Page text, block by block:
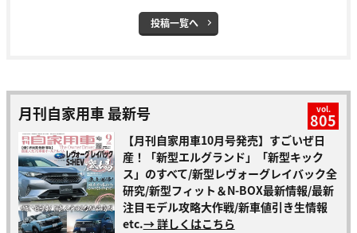
投稿一覧へ
月刊自家用車 最新号 vol.
805
【月刊自家用車10月号発売】すごいぜ日
産！「新型エルグランド」「新型キック
ス」のすべて/新型レヴォーグレイバック全
研究/新型フィット＆N-BOX最新情報/最新
注目モデル攻略大作戦/新車値引き生情報
etc.→ 詳しくはこちら